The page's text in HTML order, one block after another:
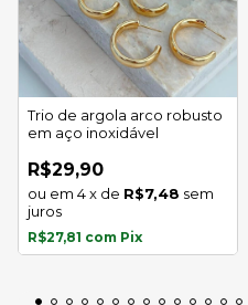
Trio de argola arco robusto
em aço inoxidável
R$29,90
4x de R$7,48 sem
juros
R$27,81 com Pix